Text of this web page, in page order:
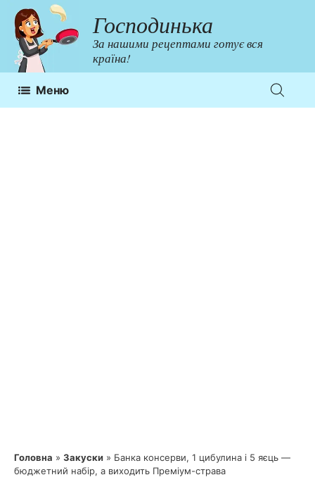
Перейти
до
контенту
Господинька
За нашими рецептами готує вся
країна!
Меню
Головна » Закуски » Банка консерви, 1 цибулина і 5 яєць —
бюджетний набір, а виходить Преміум-страва